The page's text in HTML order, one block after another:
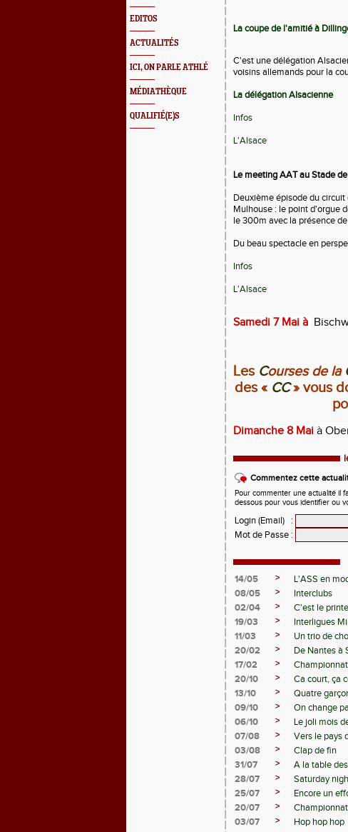
EDITOS
ACTUALITÉS
ICI, ON PARLE ATHLÉ
MÉDIATHÈQUE
QUALIFIÉ(E)S
La coupe de l'amitié à
C'est une délégation
voisins allemands pour la
La délégation Alsacienne
Infos
L'Alsace
Le meeting AAT au Stade
Deuxième épisode du
Mulhouse : le point d'orgue
le 300m avec la présence
Du beau spectacle en
Infos
L'Alsace
Samedi 7 Mai à
Les Courses de la
des « CC» vous
Dimanche 8 Mai à
Commentez cette
Pour commenter une actualité il
dessous pour vous identifier ou
Login (Email)
:
Mot de Passe :
14/05 >
L'ASS en
08/05
>
Interclubs
02/04
>
C'est le
19/03
>
Interligues
11/03
>
Un trio de
20/02
>
De Nantes à
17/02
>
20/10
>
Ca court, ça
13/10
>
Quatre
09/10
>
On change
06/10
>
Le joli mois
07/08
>
Vers le pays
03/08
>
Clap de fin
31/07
>
A la table
28/07
>
Saturday
25/07
>
Encore un
20/07
>
03/07
>
Hop hop hop